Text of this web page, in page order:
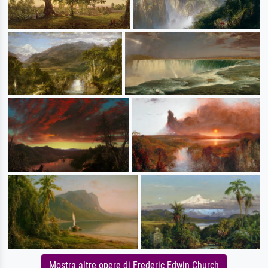
Mostra altre opere di Frederic Edwin Church